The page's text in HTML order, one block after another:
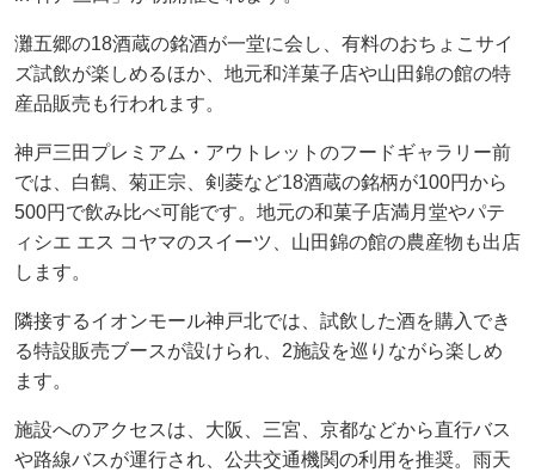
灘五郷の18酒蔵の銘酒が一堂に会し、有料のおちょこサイ
ズ試飲が楽しめるほか、地元和洋菓子店や山田錦の館の特
産品販売も行われます。
神戸三田プレミアム・アウトレットのフードギャラリー前
では、白鶴、菊正宗、剣菱など18酒蔵の銘柄が100円から
500円で飲み比べ可能です。地元の和菓子店満月堂やパテ
ィシエ エス コヤマのスイーツ、山田錦の館の農産物も出店
します。
隣接するイオンモール神戸北では、試飲した酒を購入でき
る特設販売ブースが設けられ、2施設を巡りながら楽しめ
ます。
施設へのアクセスは、大阪、三宮、京都などから直行バス
や路線バスが運行され、公共交通機関の利用を推奨。雨天